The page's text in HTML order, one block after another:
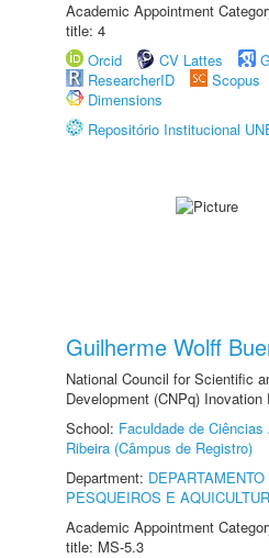
Academic Appointment
title: 4
Orcid
CV Lattes
ResearcherID
Scopus
Dimensions
Repositório Institucional
Guilherme Wolff
National Council for Scientific
Development (CNPq)
School: Faculdade de
Ribeira (Câmpus de Registro)
Department:
PESQUEIROS E
Academic Appointment
title: MS-5.3